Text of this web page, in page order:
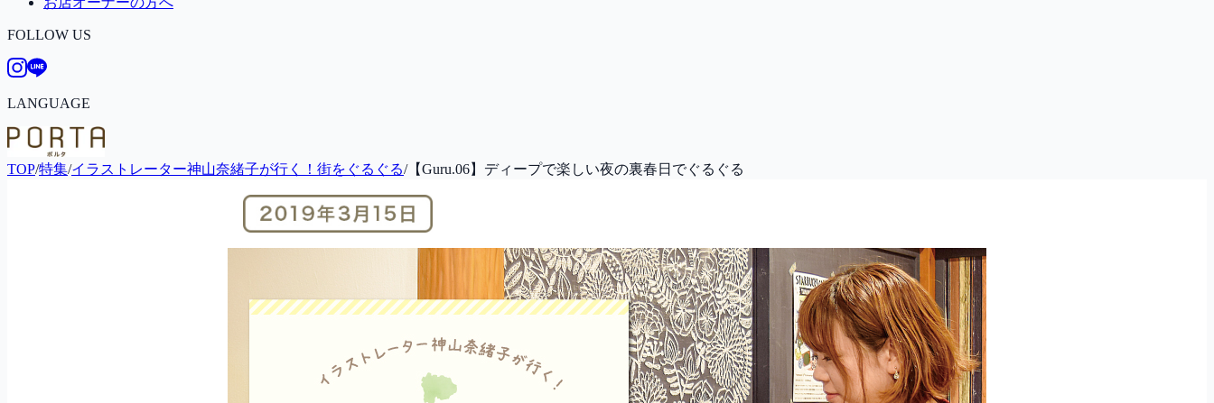
FOLLOW US
LANGUAGE
TOP/特集/イラストレーター神山奈緒子が行く！街をぐるぐる/【Guru.06】ディープで楽しい夜の裏春日でぐるぐる